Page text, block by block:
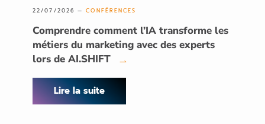
22/07/2026 —CONFÉRENCES
Comprendre comment l’IA transforme les
métiers du marketing avec des experts
lors de AI.SHIFT
→
Lire la suite